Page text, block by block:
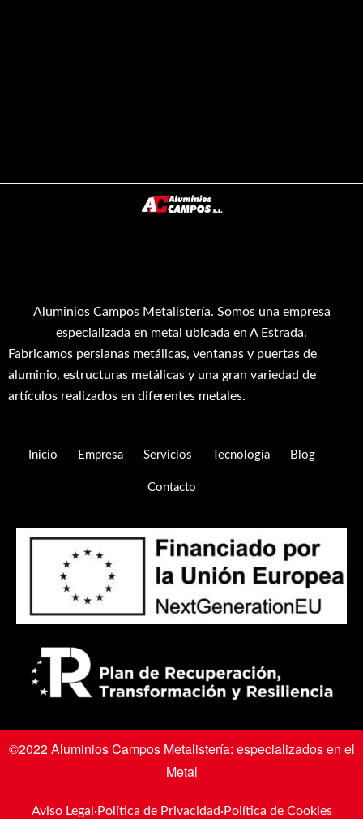
Aluminios Campos Metalistería. Somos una empresa
especializada en metal ubicada en A Estrada.
Fabricamos persianas metálicas, ventanas y puertas de
aluminio, estructuras metálicas y una gran variedad de
artículos realizados en diferentes metales.
Inicio Empresa Servicios Tecnología Blog
Contacto
©2022 Aluminios Campos Metalistería: especializados en el
Metal
Aviso Legal ·Política de Privacidad·Política de Cookies